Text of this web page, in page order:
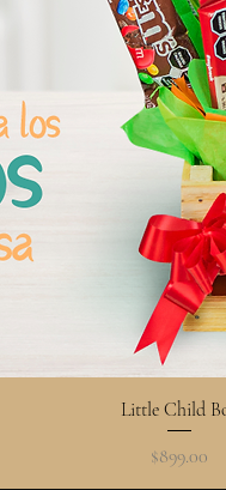
Little Child
Precio
$899.00